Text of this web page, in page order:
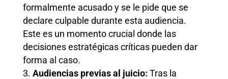
formalmente acusado y se le pide que se
declare culpable durante esta audiencia.
Este es un momento crucial donde las
decisiones estratégicas críticas pueden dar
forma al caso.
Audiencias previas al juicio: Tras la